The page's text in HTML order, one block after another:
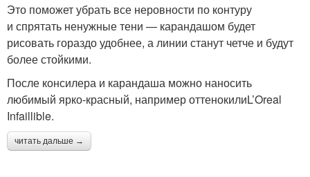
Это поможет убрать все неровности по контуру
и спрятать ненужные тени — карандашом будет
рисовать гораздо удобнее, а линии станут четче и будут
более стойкими.
После консилера и карандаша можно наносить
любимый ярко-красный, например оттенокилиL’Oreal
Infaillible.
читать дальше →